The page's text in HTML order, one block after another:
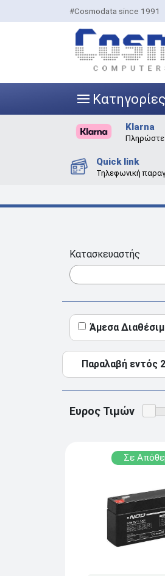
#Cosmodata since 1991
|||
Klarna
Πληρώστε
Quick link
Τηλεφωνική
Κατασκευαστής
Άμεσα
Παραλαβή εντός
Ευρος Τιμών
Σε